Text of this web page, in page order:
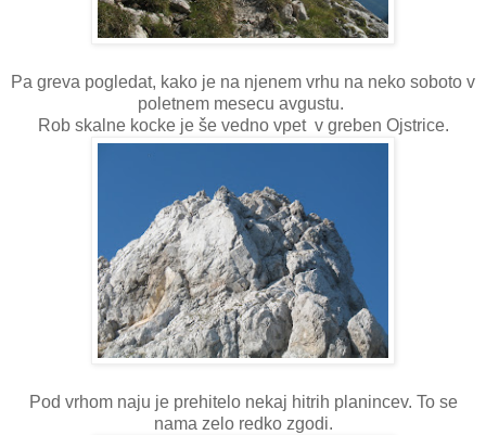
Pa greva pogledat, kako je na njenem vrhu na neko soboto v
poletnem mesecu avgustu.
Rob skalne kocke je še vedno vpet v greben Ojstrice.
Pod vrhom naju je prehitelo nekaj hitrih planincev. To se
nama zelo redko zgodi.